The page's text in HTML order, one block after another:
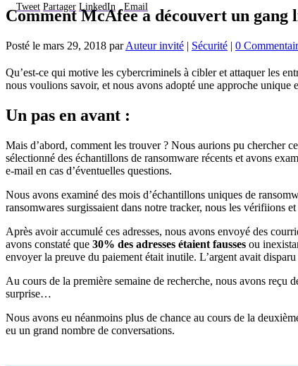
Tweet Partager LinkedIn Email
Comment McAfee a découvert un
Posté le mars 29, 2018 parAuteur invité | Sécurité | 0
Qu’est-ce qui motive les cybercriminels à cibler et attaquer les
nous voulions savoir, et nous avons adopté une approche unique
Un pas en avant :
Mais d’abord, comment les trouver ? Nous aurions pu chercher
sélectionné des échantillons de ransomware récents et avons
e-mail en cas d’éventuelles questions.
Nous avons examiné des mois d’échantillons uniques de
ransomwares surgissaient dans notre tracker, nous les vérifiions
Après avoir accumulé ces adresses, nous avons envoyé des
avons constaté que 30% des adresses étaient fausses ou
envoyer la preuve du paiement était inutile. L’argent avait
Au cours de la première semaine de recherche, nous avons reçu
surprise…
Nous avons eu néanmoins plus de chance au cours de la
eu un grand nombre de conversations.